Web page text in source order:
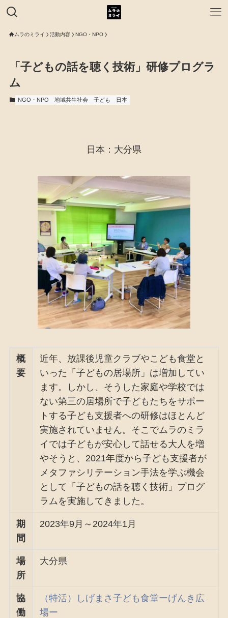
ムラのミライ 活動内容 NGO・NPO
「子どもの話を聴く技術」研修プログラ
ム
NGO・NPO 地域共生社会 子ども 日本
日本：大分県
概
要
近年、放課後児童クラブやこども食堂と
いった「子どもの居場所」は増加してい
ます。しかし、そうした家庭や学校では
ない第三の居場所で子どもたちをサポー
トする子ども支援者への研修はほとんど
実施されていません。そこでムラのミラ
イでは子どもが安心して話せる大人を増
やそうと、2021年度から子ども支援者が
メタファシリテーション手法を学ぶ機会
として「子どもの話を聴く技術」プログ
ラムを実施してきました。
期
間
2023年9月～2024年1月
場
所
大分県
協
働
（特活）しげまさ子ども食堂ーげんき広
場ー